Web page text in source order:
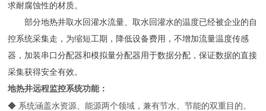
求耐腐蚀性的材质。
部分地热井取水回灌水流量、取水回灌水的温度已经被企业的自
控系统采集走，为缩短工期，降低设备费用，不增加流量温度传感
器，加装串口分配器和模拟量分配器用于数据分配，保证数据的直接
采集获得安全有效。
地热井远程监控系统功能：
◆ 系统涵盖水资源、能源两个领域，兼有节水、节能的双重目的。